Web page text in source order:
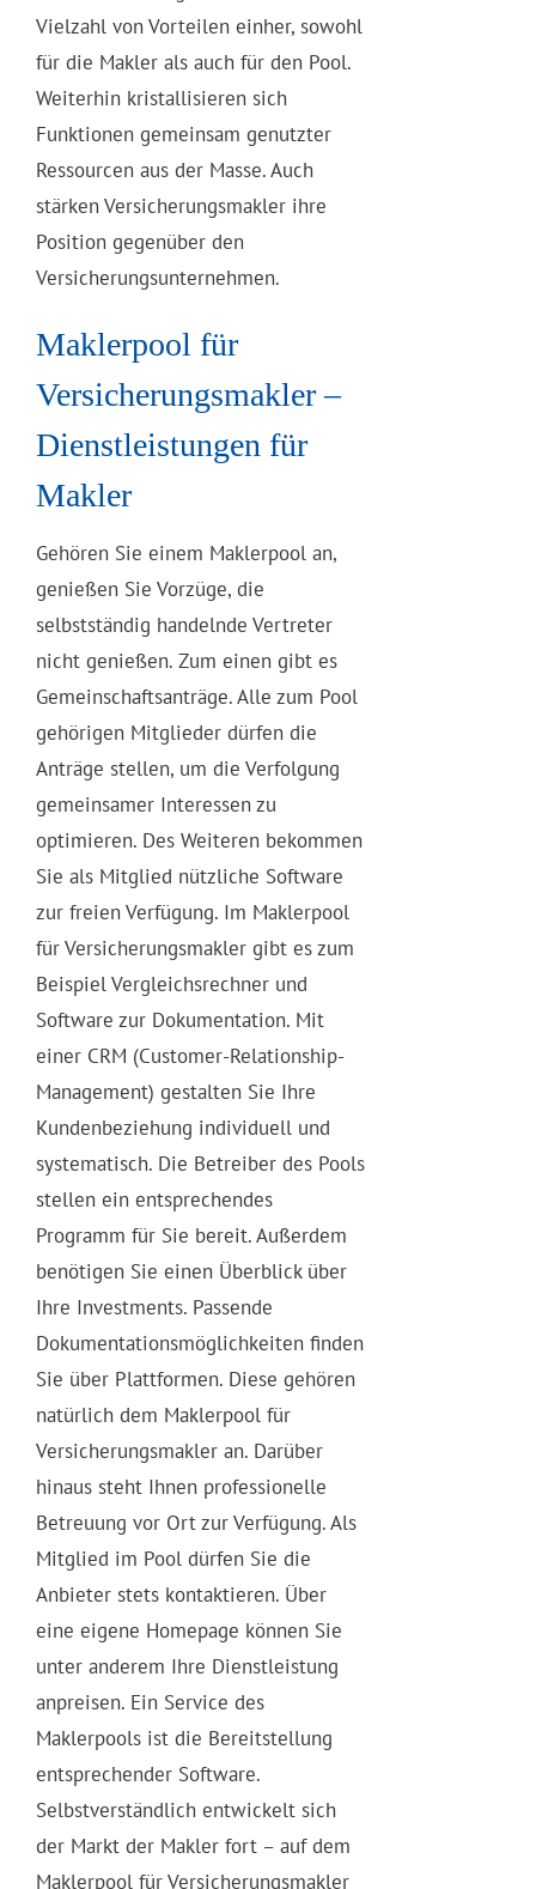
Vielzahl von Vorteilen einher, sowohl
für die Makler als auch für den Pool.
Weiterhin kristallisieren sich
Funktionen gemeinsam genutzter
Ressourcen aus der Masse. Auch
stärken Versicherungsmakler ihre
Position gegenüber den
Versicherungsunternehmen.
Maklerpool für
Versicherungsmakler –
Dienstleistungen für
Makler
Gehören Sie einem Maklerpool an,
genießen Sie Vorzüge, die
selbstständig handelnde Vertreter
nicht genießen. Zum einen gibt es
Gemeinschaftsanträge. Alle zum Pool
gehörigen Mitglieder dürfen die
Anträge stellen, um die Verfolgung
gemeinsamer Interessen zu
optimieren. Des Weiteren bekommen
Sie als Mitglied nützliche Software
zur freien Verfügung. Im Maklerpool
für Versicherungsmakler gibt es zum
Beispiel Vergleichsrechner und
Software zur Dokumentation. Mit
einer CRM (Customer-Relationship-
Management) gestalten Sie Ihre
Kundenbeziehung individuell und
systematisch. Die Betreiber des Pools
stellen ein entsprechendes
Programm für Sie bereit. Außerdem
benötigen Sie einen Überblick über
Ihre Investments. Passende
Dokumentationsmöglichkeiten finden
Sie über Plattformen. Diese gehören
natürlich dem Maklerpool für
Versicherungsmakler an. Darüber
hinaus steht Ihnen professionelle
Betreuung vor Ort zur Verfügung. Als
Mitglied im Pool dürfen Sie die
Anbieter stets kontaktieren. Über
eine eigene Homepage können Sie
unter anderem Ihre Dienstleistung
anpreisen. Ein Service des
Maklerpools ist die Bereitstellung
entsprechender Software.
Selbstverständlich entwickelt sich
der Markt der Makler fort – auf dem
Maklerpool für Versicherungsmakler